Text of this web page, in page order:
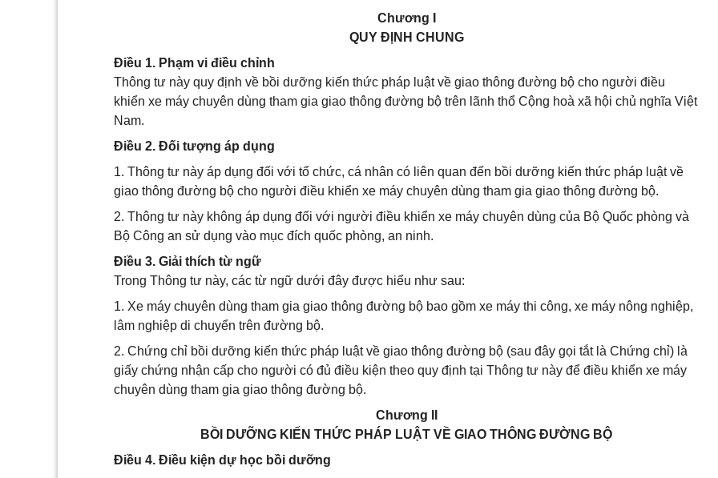
Chương I
QUY ĐỊNH CHUNG
Điều 1. Phạm vi điều chỉnh
Thông tư này quy định về bồi dưỡng kiến thức pháp luật về giao thông đường bộ cho người điều
khiển xe máy chuyên dùng tham gia giao thông đường bộ trên lãnh thổ Cộng hoà xã hội chủ nghĩa Việt
Nam.
Điều 2. Đối tượng áp dụng
1. Thông tư này áp dụng đối với tổ chức, cá nhân có liên quan đến bồi dưỡng kiến thức pháp luật về
giao thông đường bộ cho người điều khiển xe máy chuyên dùng tham gia giao thông đường bộ.
2. Thông tư này không áp dụng đối với người điều khiển xe máy chuyên dùng của Bộ Quốc phòng và
Bộ Công an sử dụng vào mục đích quốc phòng, an ninh.
Điều 3. Giải thích từ ngữ
Trong Thông tư này, các từ ngữ dưới đây được hiểu như sau:
1. Xe máy chuyên dùng tham gia giao thông đường bộ bao gồm xe máy thi công, xe máy nông nghiệp,
lâm nghiệp di chuyển trên đường bộ.
2. Chứng chỉ bồi dưỡng kiến thức pháp luật về giao thông đường bộ (sau đây gọi tắt là Chứng chỉ) là
giấy chứng nhận cấp cho người có đủ điều kiện theo quy định tại Thông tư này để điều khiển xe máy
chuyên dùng tham gia giao thông đường bộ.
Chương II
BỒI DƯỠNG KIẾN THỨC PHÁP LUẬT VỀ GIAO THÔNG ĐƯỜNG BỘ
Điều 4. Điều kiện dự học bồi dưỡng